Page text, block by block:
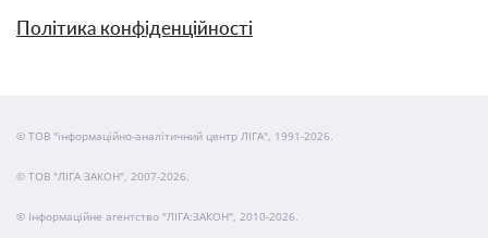
Політика конфіденційності
© ТОВ "інформаційно-аналітичний центр ЛІГА", 1991-2026.
© ТОВ "ЛІГА ЗАКОН", 2007-2026.
© Інформаційне агентство "ЛІГА:ЗАКОН", 2010-2026.